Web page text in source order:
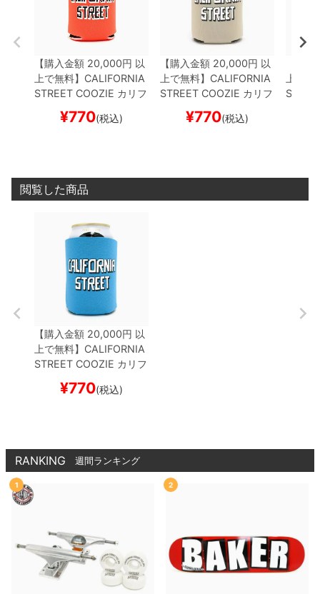
【購入金額 20,000円 以
上で無料】 CALIFORNIA
STREET COOZIE カリフ
ォルニアストリート
ンククーラーBLOCK by
¥770(税込)
【購入金額 20,000円 以
上で無料】 CALIFORNIA
STREET COOZIE カリフ
ォルニアストリート
ンククーラーBLOCK by
¥770(税込)
上で無
閲覧した商品
【購入金額 20,000円 以
上で無料】 CALIFORNIA
STREET COOZIE カリフ
ンククーラーBLOCK by
¥770(税込)
RANKING 週間ランキング
1 2